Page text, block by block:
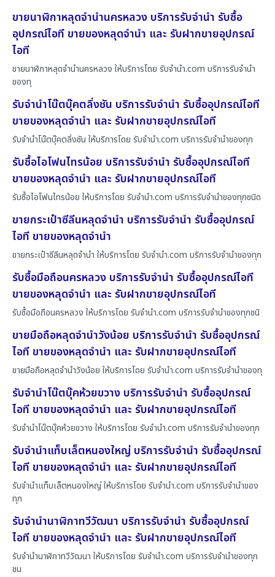
ขายนาฬิกาหลุดจำนำนครหลวง บริการรับจำนำ รับซื้อ
อุปกรณ์ไอที ขายของหลุดจำนำ และ รับฝากขายอุปกรณ์
ไอที
ขายนาฬิกาหลุดจำนำนครหลวง ให้บริการโดย รับจํานํา.com บริการรับจำนำ
ของทุ
รับจำนำโน๊ตบุ๊คตลิ่งชัน บริการรับจำนำ รับซื้ออุปกรณ์ไอที
ขายของหลุดจำนำ และ รับฝากขายอุปกรณ์ไอที
รับจำนำโน๊ตบุ๊คตลิ่งชัน ให้บริการโดย รับจํานํา.com บริการรับจำนำของทุก
รับซื้อไอโฟนไทรน้อย บริการรับจำนำ รับซื้ออุปกรณ์ไอที
ขายของหลุดจำนำ และ รับฝากขายอุปกรณ์ไอที
รับซื้อไอโฟนไทรน้อย ให้บริการโดย รับจํานํา.com บริการรับจำนำของทุกชนิด
ขายกระเป๋าซีลีนหลุดจำนำ บริการรับจำนำ รับซื้ออุปกรณ์
ไอที ขายของหลุดจำนำ
ขายกระเป๋าซีลีนหลุดจำนำ ให้บริการโดย รับจํานํา.com บริการรับจำนำของทุก
รับซื้อมือถือนครหลวง บริการรับจำนำ รับซื้ออุปกรณ์ไอที
ขายของหลุดจำนำ และ รับฝากขายอุปกรณ์ไอที
รับซื้อมือถือนครหลวง ให้บริการโดย รับจํานํา.com บริการรับจำนำของทุกชนิ
ขายมือถือหลุดจำนำวังน้อย บริการรับจำนำ รับซื้ออุปกรณ์
ไอที ขายของหลุดจำนำ และ รับฝากขายอุปกรณ์ไอที
ขายมือถือหลุดจำนำวังน้อย ให้บริการโดย รับจํานํา.com บริการรับจำนำของทุ
รับจำนำโน๊ตบุ๊คห้วยขวาง บริการรับจำนำ รับซื้ออุปกรณ์
ไอที ขายของหลุดจำนำ และ รับฝากขายอุปกรณ์ไอที
รับจำนำโน๊ตบุ๊คห้วยขวาง ให้บริการโดย รับจํานํา.com บริการรับจำนำของทุก
รับจำนำแท็บเล็ตหนองใหญ่ บริการรับจำนำ รับซื้ออุปกรณ์
ไอที ขายของหลุดจำนำ และ รับฝากขายอุปกรณ์ไอที
รับจำนำแท็บเล็ตหนองใหญ่ ให้บริการโดย รับจํานํา.com บริการรับจำนำของ
ทุก
รับจำนำนาฬิกาทวีวัฒนา บริการรับจำนำ รับซื้ออุปกรณ์
ไอที ขายของหลุดจำนำ และ รับฝากขายอุปกรณ์ไอที
รับจำนำนาฬิกาทวีวัฒนา ให้บริการโดย รับจํานํา.com บริการรับจำนำของทุก
ชน